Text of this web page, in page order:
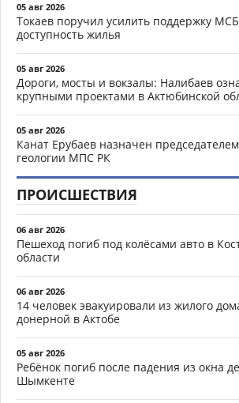
05 авг 2026
Токаев поручил усилить поддержку
доступность жилья
05 авг 2026
Дороги, мосты и вокзалы: Налибаев
крупными проектами в Актюбинской
05 авг 2026
Канат Ерубаев назначен
геологии МПС РК
ПРОИСШЕСТВИЯ
06 авг 2026
Пешеход погиб под колёсами авто в
области
06 авг 2026
14 человек эвакуировали из жилого
донерной в Актобе
05 авг 2026
Ребёнок погиб после падения из окна
Шымкенте